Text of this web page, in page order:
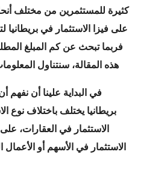
كثيرة للمستثمرين من مختلف
على فيزا الاستثمار في بريطانيا
فربما تبحث عن كم المبلغ
هذه المقالة، سنتناول
في البداية علينا أن نفهم
بريطانيا يختلف باختلاف نوع
الاستثمار في العقارات،
الاستثمار في الأسهم أو